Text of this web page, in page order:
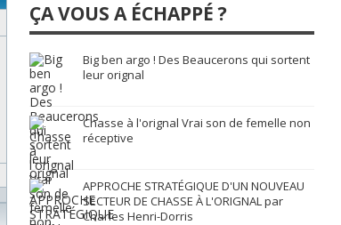
ÇA VOUS A ÉCHAPPÉ ?
Big ben argo ! Des Beaucerons qui sortent
leur orignal
Chasse à l'orignal Vrai son de femelle non
réceptive
APPROCHE STRATÉGIQUE D'UN NOUVEAU
SECTEUR DE CHASSE À L'ORIGNAL par
Charles Henri-Dorris